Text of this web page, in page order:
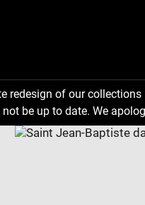
redesign of our
be up to date. We